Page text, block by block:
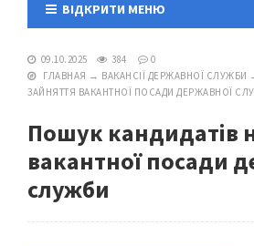
ВІДКРИТИ МЕНЮ
09.10.2025 384
0
ГЛАВНАЯ → ВАКАНСІЇ ДЕРЖАВНОЇ СЛУЖБИ
ЗАЙНЯТТЯ ВАКАНТНОЇ ПОСАДИ ДЕРЖАВНОЇ
Пошук кандидатів
вакантної посади
служби